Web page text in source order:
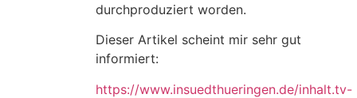
durchproduziert worden.
Dieser Artikel scheint mir sehr gut
informiert:
https://www.insuedthueringen.de/inhalt.tv-